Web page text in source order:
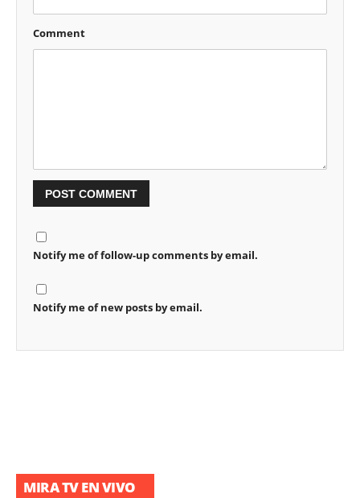
Comment
Notify me of follow-up comments by email.
Notify me of new posts by email.
MIRA TV EN VIVO